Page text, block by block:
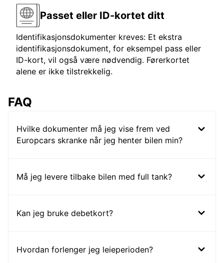
Passet eller ID-kortet ditt
Identifikasjonsdokumenter kreves: Et ekstra
identifikasjonsdokument, for eksempel pass eller
ID-kort, vil også være nødvendig. Førerkortet
alene er ikke tilstrekkelig.
FAQ
Hvilke dokumenter må jeg vise frem ved
Europcars skranke når jeg henter bilen min?
Må jeg levere tilbake bilen med full tank?
Kan jeg bruke debetkort?
Hvordan forlenger jeg leieperioden?